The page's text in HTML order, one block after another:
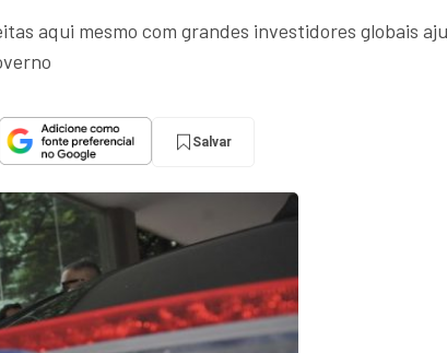
aqui mesmo com grandes investidores globais
Salvar